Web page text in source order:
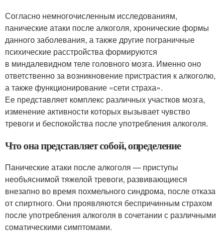
Согласно немногочисленным исследованиям,
панические атаки после алкоголя, хронические формы
данного заболевания, а также другие пограничные
психические расстройства формируются
в миндалевидном теле головного мозга. Именно оно
ответственно за возникновение пристрастия к алкоголю,
а также функционирование «сети страха».
Ее представляет комплекс различных участков мозга,
изменение активности которых вызывает чувство
тревоги и беспокойства после употребления алкоголя.
Что она представляет собой, определение
Панические атаки после алкоголя — приступы
необъяснимой тяжелой тревоги, развивающиеся
внезапно во время похмельного синдрома, после отказа
от спиртного. Они проявляются беспричинным страхом
после употребления алкоголя в сочетании с различными
соматическими симптомами.